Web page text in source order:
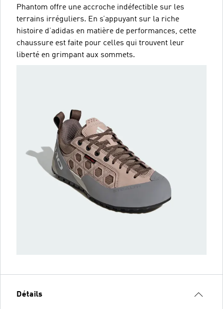
Phantom offre une accroche indéfectible sur les
terrains irréguliers. En s’appuyant sur la riche
histoire d’adidas en matière de performances, cette
chaussure est faite pour celles qui trouvent leur
liberté en grimpant aux sommets.
Détails